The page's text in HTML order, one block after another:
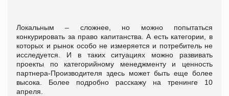
Локальным – сложнее, но можно попытаться
конкурировать за право капитанства. А есть категории, в
которых и рынок особо не измеряется и потребитель не
исследуется. И в таких ситуациях можно развивать
проекты по категорийному менеджменту и ценность
партнера-Производителя здесь может быть еще более
высока. Более подробно расскажу на тренинге 10
апреля.